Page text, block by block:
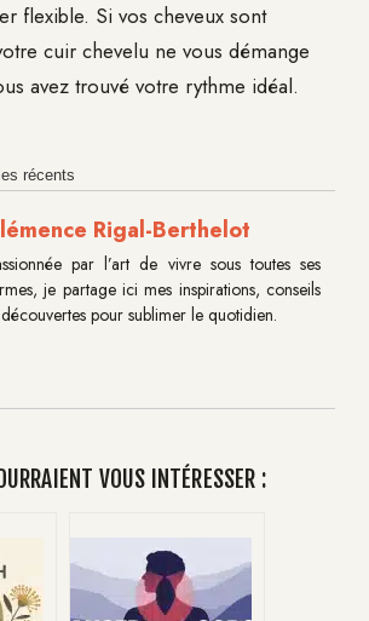
flexible. Si vos cheveux sont
cuir chevelu ne vous démange
avez trouvé votre rythme idéal.
récents
Rigal-Berthelot
par l’art de vivre sous toutes ses
je partage ici mes inspirations, conseils
pour sublimer le quotidien.
VOUS INTÉRESSER :